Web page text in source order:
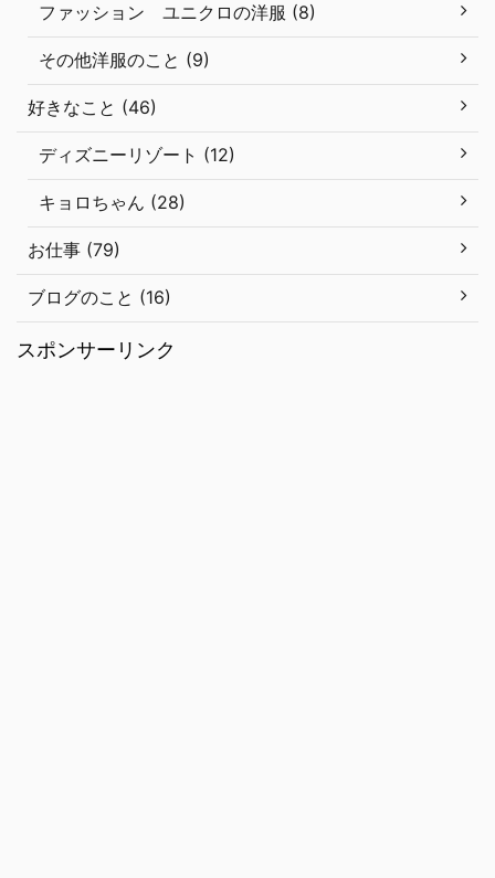
ファッション ユニクロの洋服 (8)
その他洋服のこと (9)
好きなこと (46)
ディズニーリゾート (12)
キョロちゃん (28)
お仕事 (79)
ブログのこと (16)
スポンサーリンク